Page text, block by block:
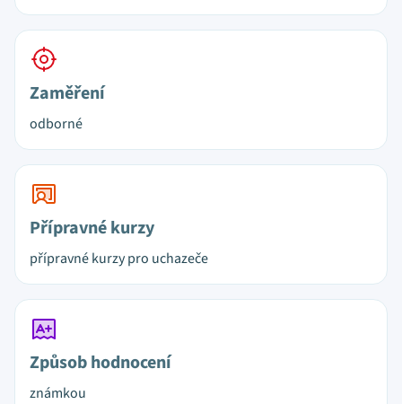
Zaměření
odborné
Přípravné kurzy
přípravné kurzy pro uchazeče
Způsob hodnocení
známkou